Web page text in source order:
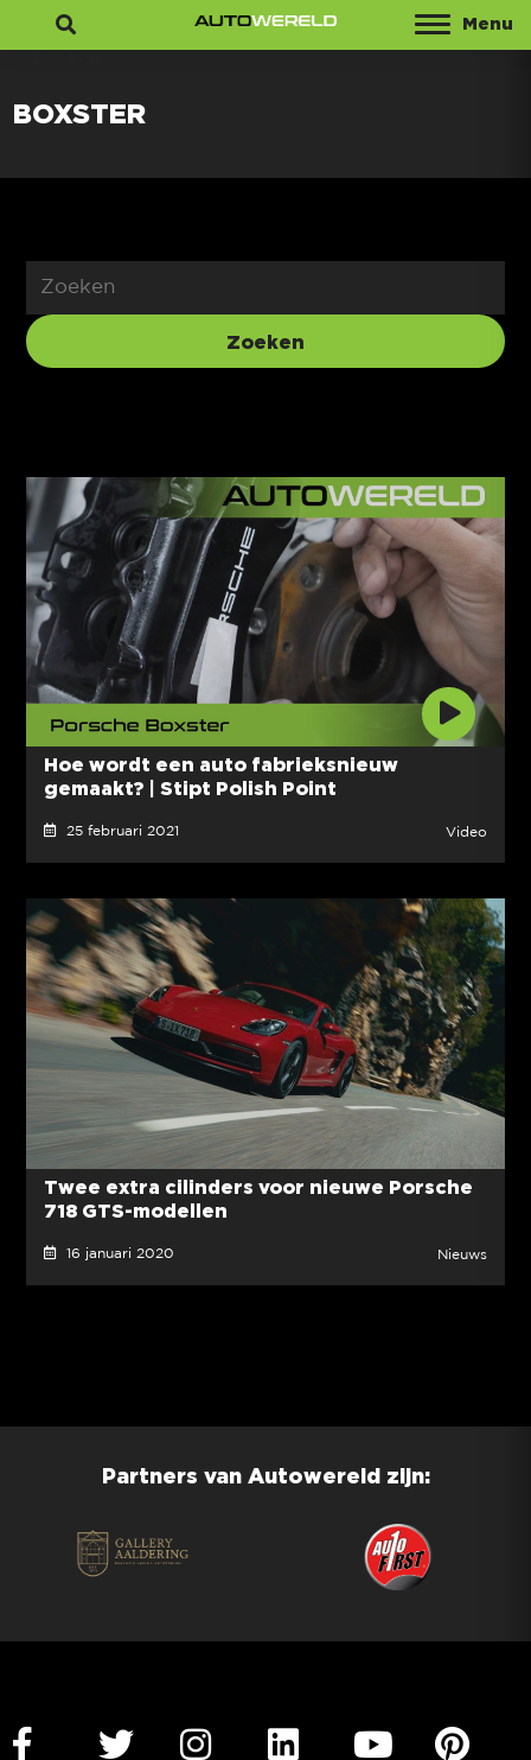
Menu
BOXSTER
Hoe wordt een auto fabrieksnieuw
gemaakt? | Stipt Polish Point
25 februari 2021 Video
Twee extra cilinders voor nieuwe Porsche
718 GTS-modellen
16 januari 2020 Nieuws
Partners van Autowereld zijn: